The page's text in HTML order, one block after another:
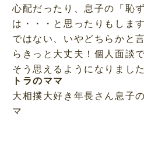
心配だったり、息子の「恥
は・・・と思ったりもしま
ではない、いやどちらかと
らきっと大丈夫！個人面談
そう思えるようになりました
トラのママ
大相撲大好き年長さん息子
マ